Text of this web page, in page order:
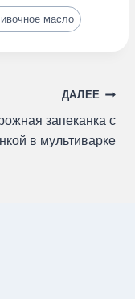
масло
ДАЛЕЕ
запеканка с
в мультиварке